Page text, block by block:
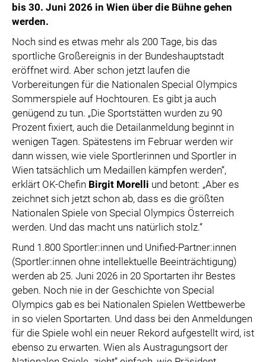
bis 30. Juni 2026 in Wien über die Bühne gehen
werden.
Noch sind es etwas mehr als 200 Tage, bis das
sportliche Großereignis in der Bundeshauptstadt
eröffnet wird. Aber schon jetzt laufen die
Vorbereitungen für die Nationalen Special Olympics
Sommerspiele auf Hochtouren. Es gibt ja auch
genügend zu tun. „Die Sportstätten wurden zu 90
Prozent fixiert, auch die Detailanmeldung beginnt in
wenigen Tagen. Spätestens im Februar werden wir
dann wissen, wie viele Sportlerinnen und Sportler in
Wien tatsächlich um Medaillen kämpfen werden“,
erklärt OK-Chefin Birgit Morelli und betont: „Aber es
zeichnet sich jetzt schon ab, dass es die größten
Nationalen Spiele von Special Olympics Österreich
werden. Und das macht uns natürlich stolz.“
Rund 1.800 Sportler:innen und Unified-Partner:innen
(Sportler:innen ohne intellektuelle Beeinträchtigung)
werden ab 25. Juni 2026 in 20 Sportarten ihr Bestes
geben. Noch nie in der Geschichte von Special
Olympics gab es bei Nationalen Spielen Wettbewerbe
in so vielen Sportarten. Und dass bei den Anmeldungen
für die Spiele wohl ein neuer Rekord aufgestellt wird, ist
ebenso zu erwarten. Wien als Austragungsort der